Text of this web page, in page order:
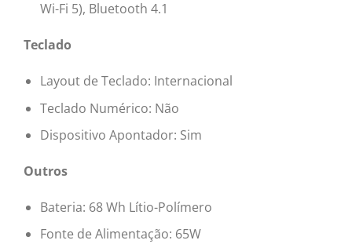
Wi-Fi 5), Bluetooth 4.1
Teclado
Layout de Teclado: Internacional
Teclado Numérico: Não
Dispositivo Apontador: Sim
Outros
Bateria: 68 Wh Lítio-Polímero
Fonte de Alimentação: 65W